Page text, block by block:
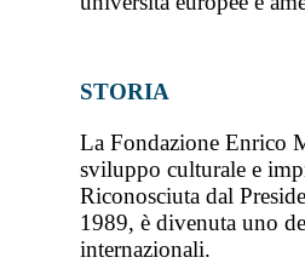
STORIA
La Fondazione Enrico
sviluppo culturale e
Riconosciuta dal
1989, è divenuta uno
internazionali.